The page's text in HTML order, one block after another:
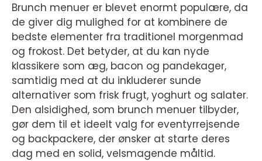
Brunch menuer er blevet enormt populære, da
de giver dig mulighed for at kombinere de
bedste elementer fra traditionel morgenmad
og frokost. Det betyder, at du kan nyde
klassikere som æg, bacon og pandekager,
samtidig med at du inkluderer sunde
alternativer som frisk frugt, yoghurt og salater.
Den alsidighed, som brunch menuer tilbyder,
gør dem til et ideelt valg for eventyrrejsende
og backpackere, der ønsker at starte deres
dag med en solid, velsmagende måltid.